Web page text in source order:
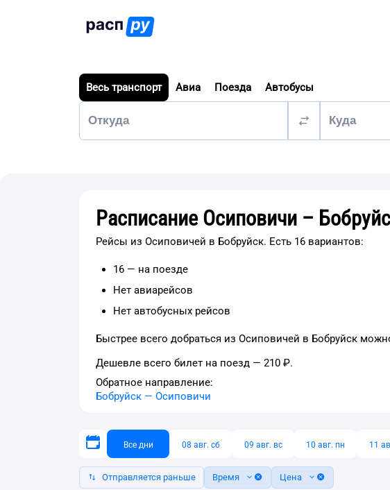
Весь транспорт Авиа Поезда Автобусы
Расписание Осиповичи –
Рейсы из Осиповичей в Бобруйск. Есть 16 вариантов:
16 — на поезде
Нет авиарейсов
Нет автобусных рейсов
Быстрее всего добраться из Осиповичей в Бобруйск
Дешевле всего билет на поезд — 210 ₽.
Обратное направление:
Бобруйск — Осиповичи
Все дни 08 авг. сб 09 авг. вс 10 авг. пн 11
Отправляется раньше Время Цена